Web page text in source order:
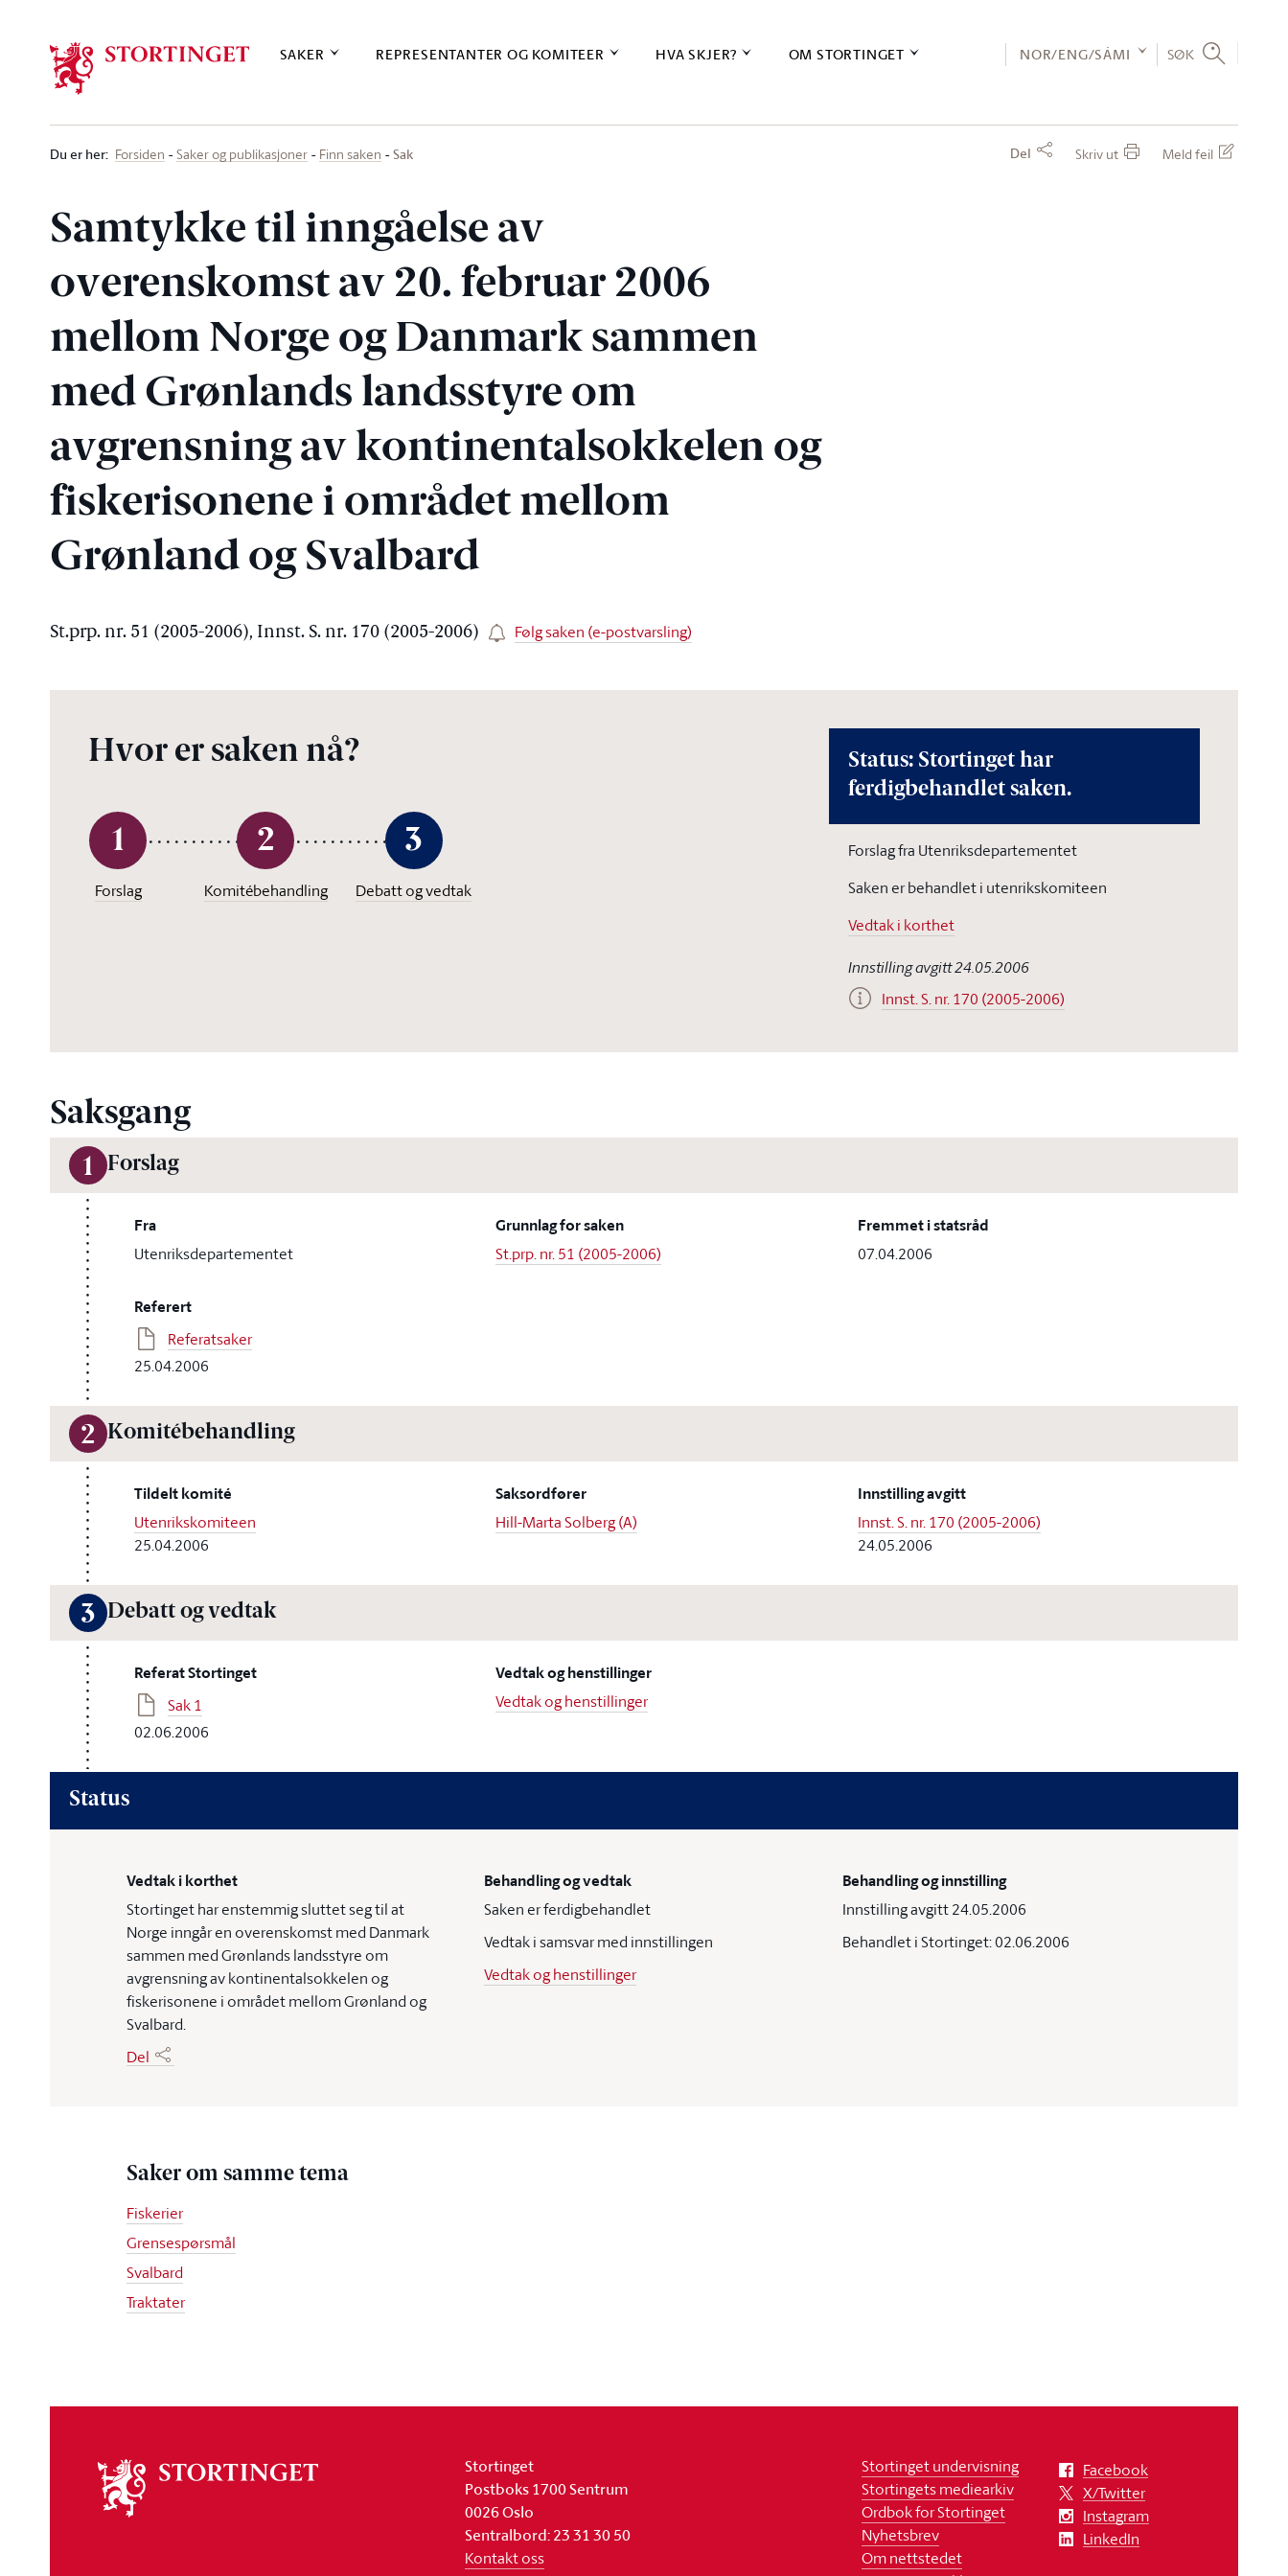
SAKER REPRESENTANTER OG KOMITEER HVA SKJER? OM STORTINGET NOR/ENG/SÁMI SØK
Du er her: Forsiden Saker og publikasjoner Finn saken Sak Del Skriv ut Meld feil
Samtykke til inngåelse av
overenskomst av 20. februar 2006
mellom Norge og Danmark sammen
med Grønlands landsstyre om
avgrensning av kontinentalsokkelen og
fiskerisonene i området mellom
Grønland og Svalbard
St.prp. nr. 51 (2005-2006), Innst. S. nr. 170 (2005-2006) Følg saken (e-postvarsling)
Hvor er saken nå?
1
Forslag
2
Komitébehandling
3
Debatt og vedtak
Status: Stortinget har
ferdigbehandlet saken.
Forslag fra Utenriksdepartementet
Saken er behandlet i utenrikskomiteen
Vedtak i korthet
Innstilling avgitt 24.05.2006
Innst. S. nr. 170 (2005-2006)
Saksgang
1 Forslag
Fra
Utenriksdepartementet
Grunnlag for saken
St.prp. nr. 51 (2005-2006)
Fremmet i statsråd
07.04.2006
Referert
Referatsaker
25.04.2006
2 Komitébehandling
Tildelt komité
Utenrikskomiteen
25.04.2006
Saksordfører
Hill-Marta Solberg (A)
Innstilling avgitt
Innst. S. nr. 170 (2005-2006)
24.05.2006
3 Debatt og vedtak
Referat Stortinget
Sak 1
02.06.2006
Vedtak og henstillinger
Vedtak og henstillinger
Status
Vedtak i korthet
Stortinget har enstemmig sluttet seg til at
Norge inngår en overenskomst med Danmark
sammen med Grønlands landsstyre om
avgrensning av kontinentalsokkelen og
fiskerisonene i området mellom Grønland og
Svalbard.
Del
Behandling og vedtak
Saken er ferdigbehandlet
Vedtak i samsvar med innstillingen
Vedtak og henstillinger
Behandling og innstilling
Innstilling avgitt 24.05.2006
Behandlet i Stortinget: 02.06.2006
Saker om samme tema
Fiskerier
Grensespørsmål
Svalbard
Traktater
stortinget
Stortinget
Postboks 1700 Sentrum
0026 Oslo
Sentralbord: 23 31 30 50
Kontakt oss
Stortinget undervisning
Stortingets mediearkiv
Ordbok for Stortinget
Nyhetsbrev
Om nettstedet
Facebook
X/Twitter
Instagram
LinkedIn